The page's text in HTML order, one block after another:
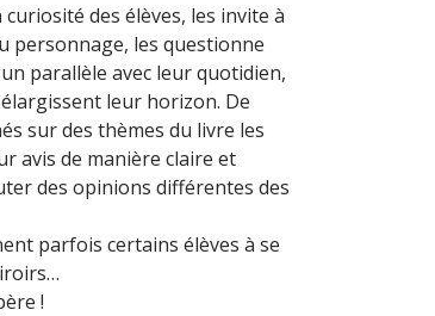
curiosité des élèves, les invite à
personnage, les questionne
parallèle avec leur quotidien,
leur horizon. De
sur des thèmes du livre les
avis de manière claire et
des opinions différentes des
parfois certains élèves à se
!